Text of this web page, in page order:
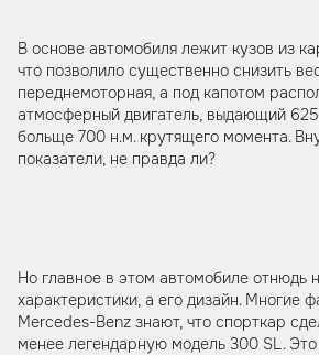
В основе автомобиля лежит кузов из
что позволило существенно снизить
переднемоторная, а под капотом
атмосферный двигатель, выдающий
больще 700 н.м. крутящего момента.
показатели, не правда ли?
Но главное в этом автомобиле отнюдь
характеристики, а его дизайн. Многие
Mercedes-Benz знают, что спорткар
менее легендарную модель 300 SL.